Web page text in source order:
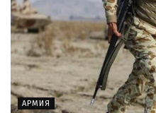
АРМИЯ